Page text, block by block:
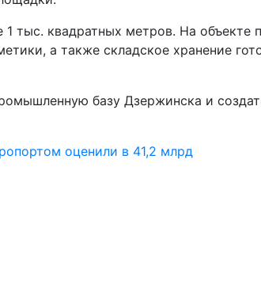
тыс. квадратных метров. На объекте
а также складское хранение
базу Дзержинска и
оценили в 41,2 млрд